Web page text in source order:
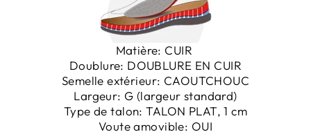
Matière: CUIR
Doublure: DOUBLURE EN CUIR
Semelle extérieur: CAOUTCHOUC
Largeur: G (largeur standard)
Type de talon: TALON PLAT, 1 cm
Voute amovible: OUI